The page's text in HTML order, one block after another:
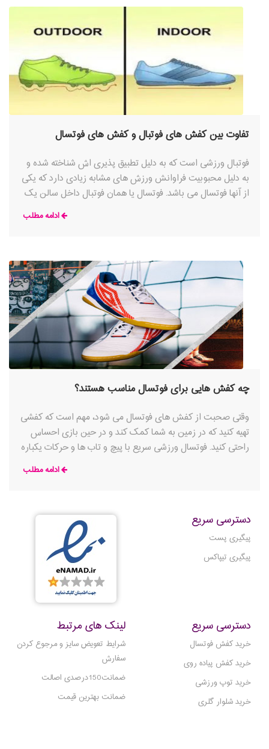
تفاوت بین کفش های فوتبال و کفش های فوتسال
فوتبال ورزشی است که به دلیل تطبیق پذیری اش شناخته شده و
به دلیل محبوبیت فراوانش ورزش های مشابه زیادی دارد که یکی
از آنها فوتسال می باشد. فوتسال یا همان فوتبال داخل سالن یک
ورزش محبوب در بین جوانان است که برای بازی کردن به زمان،
مکان یا افراد زیادی نیاز ندارد و هر سال بر محبوبیت آن افزوده
ادامه مطلب
چه کفش هایی برای فوتسال مناسب هستند؟
وقتی صحبت از کفش های فوتسال می شود، مهم است که کفشی
تهیه کنید که در زمین به شما کمک کند و در حین بازی احساس
راحتی کنید. فوتسال ورزشی سریع با پیچ و تاب ها و حرکات یکباره
و حتی مهارت ها و تکنیک های زیرکانه است که باید به آنها مسلط
باشید؛ اینها را می توان با تهیه کفش مناسبی که نه تنها برای شما
ادامه مطلب
دسترسی سریع
پیگیری پست
پیگیری تیپاکس
لینک های مرتبط
شرایط تعویض سایز و مرجوع کردن
سفارش
ضمانت150درصدی اصالت
ضمانت بهترین قیمت
دسترسی سریع
خرید کفش فوتسال
خرید کفش پیاده روی
خرید توپ ورزشی
خرید شلوار گلری